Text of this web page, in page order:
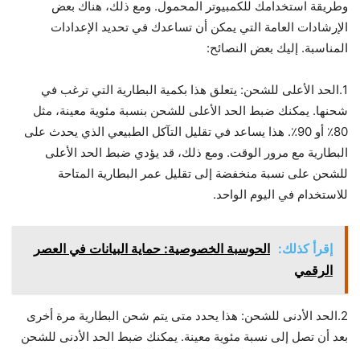
وطريقة استخدامك للكمبيوتر المحمول. ومع ذلك، هناك بعض
الإرشادات العامة التي يمكن أن تساعدك في تحديد الإعدادات
المناسبة. إليك بعض النصائح:
1.الحد الأعلى للشحن: يتعلق هذا بكمية البطارية التي ترغب في
شحنها. يمكنك ضبط الحد الأعلى للشحن بنسبة مئوية معينة، مثل
80٪ أو 90٪. هذا يساعد في تقليل التآكل الطبيعي الذي يحدث على
البطارية مع مرور الوقت. ومع ذلك، قد يؤدي ضبط الحد الأعلى
للشحن على نسبة منخفضة إلى تقليل عمر البطارية المتاحة
للاستخدام في اليوم الواحد.
إقرأ كذلك: الحوسبة الخصوصية: حماية البيانات في العصر
الرقمي
2.الحد الأدنى للشحن: هذا يحدد متى يتم شحن البطارية مرة أخرى
بعد أن تصل إلى نسبة مئوية معينة. يمكنك ضبط الحد الأدنى للشحن